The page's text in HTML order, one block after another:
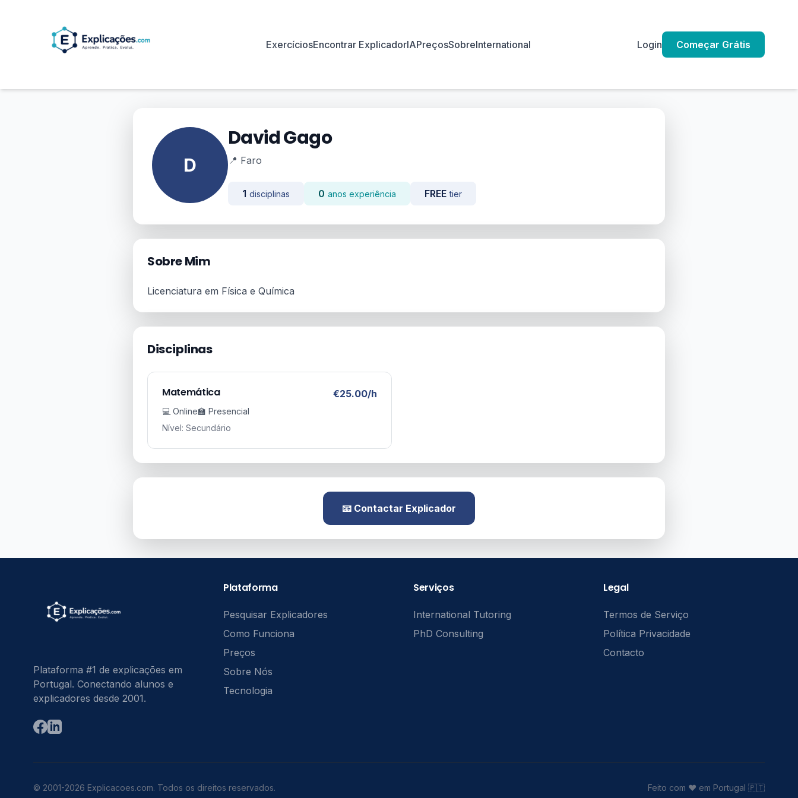
ExercíciosEncontrar ExplicadorIAPreçosSobreInternational Login Começar Grátis
D
David Gago
📍 Faro
1 disciplinas 0 anos experiência FREE tier
Sobre Mim
Licenciatura em Física e Química
Disciplinas
Matemática €25.00/h
💻 Online🏫 Presencial
Nível: Secundário
📧 Contactar Explicador
Plataforma #1 de explicações em
Portugal. Conectando alunos e
explicadores desde 2001.
Plataforma
Pesquisar Explicadores
Como Funciona
Preços
Sobre Nós
Tecnologia
Serviços
International Tutoring
PhD Consulting
Legal
Termos de Serviço
Política Privacidade
Contacto
© 2001-2026 Explicacoes.com. Todos os direitos reservados. Feito com ❤️ em Portugal 🇵🇹